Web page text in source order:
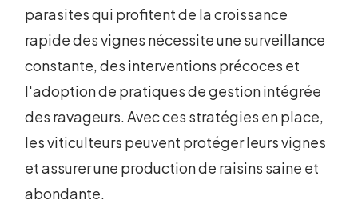
parasites qui profitent de la croissance
rapide des vignes nécessite une surveillance
constante, des interventions précoces et
l'adoption de pratiques de gestion intégrée
des ravageurs. Avec ces stratégies en place,
les viticulteurs peuvent protéger leurs vignes
et assurer une production de raisins saine et
abondante.